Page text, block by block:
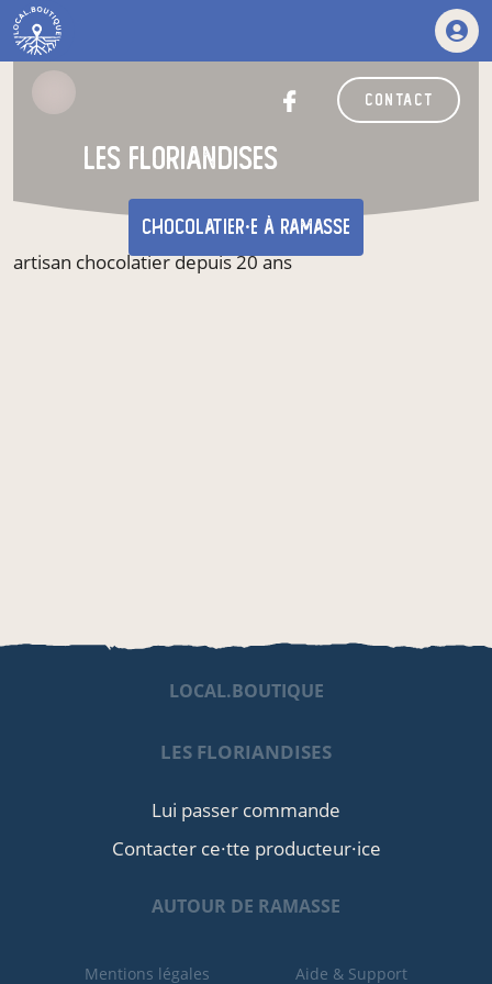
contact
les floriandises
chocolatier·e à Ramasse
artisan chocolatier depuis 20 ans
LOCAL.BOUTIQUE
LES FLORIANDISES
Lui passer commande
Contacter ce·tte producteur·ice
AUTOUR DE RAMASSE
Mentions légales Aide & Support